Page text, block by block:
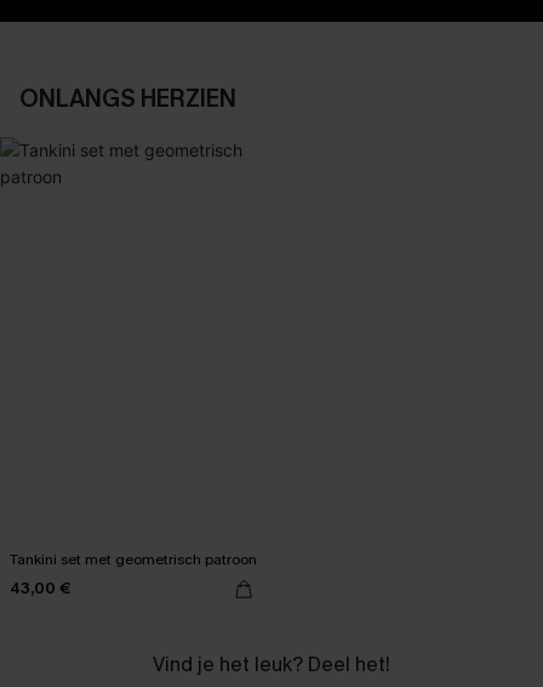
ONLANGS HERZIEN
Tankini set met geometrisch patroon
43,00 €
Vind je het leuk? Deel het!